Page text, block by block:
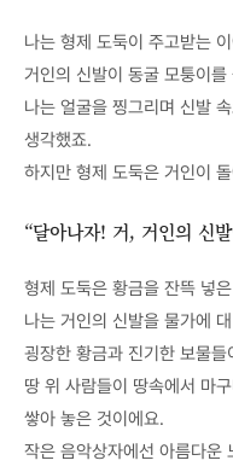
나는 형제 도둑이 주고받는
거인의 신발이 동굴 모퉁이
나는 얼굴을 찡그리며 신발
생각했죠.
하지만 형제 도둑은 거인이
“달아나자! 거, 거인의 신
형제 도둑은 황금을 잔뜩 넣
나는 거인의 신발을 물가에
굉장한 황금과 진기한 보물
땅 위 사람들이 땅속에서 마
쌓아 놓은 것이에요.
작은 음악상자에선 아름다운